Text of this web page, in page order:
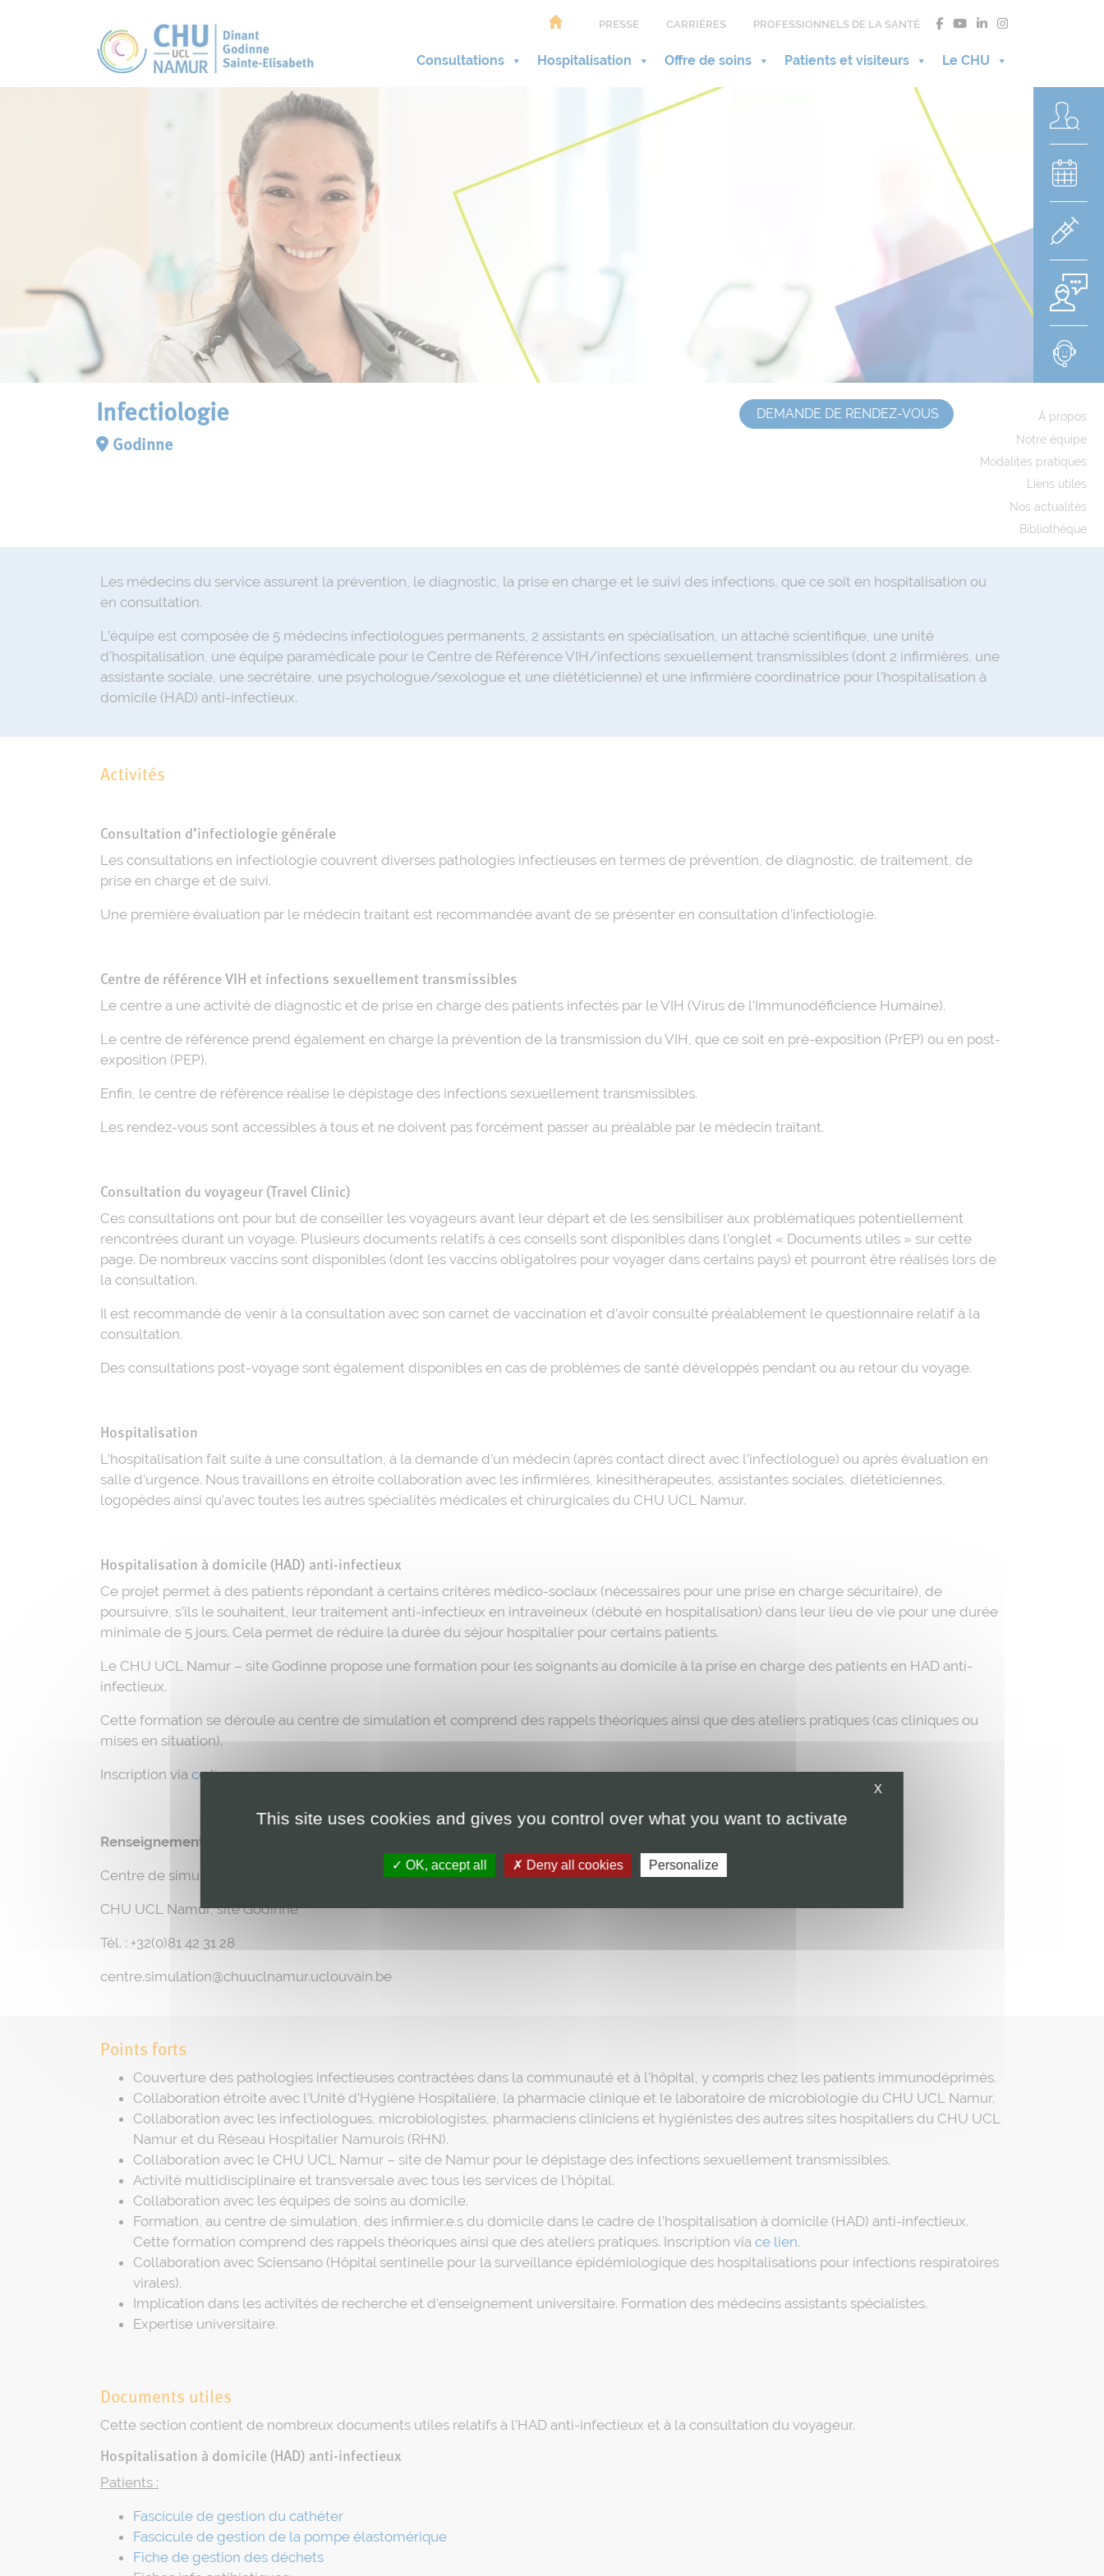
PRESSE CARRIÈRES PROFESSIONNELS DE LA SANTÉ
Consultations Hospitalisation Offre de soins Patients et visiteurs Le CHU
À propos
Notre équipe
Modalités pratiques
Liens utiles
Nos actualités
Bibliothèque
Infectiologie
Godinne
DEMANDE DE RENDEZ-VOUS
Les médecins du service assurent la prévention, le diagnostic, la prise en charge et le suivi des infections, que ce soit en hospitalisation ou
en consultation.
L’équipe est composée de 5 médecins infectiologues permanents, 2 assistants en spécialisation, un attaché scientifique, une unité
d’hospitalisation, une équipe paramédicale pour le Centre de Référence VIH/infections sexuellement transmissibles (dont 2 infirmières, une
assistante sociale, une secrétaire, une psychologue/sexologue et une diététicienne) et une infirmière coordinatrice pour l’hospitalisation à
domicile (HAD) anti-infectieux.
Activités
Consultation d’infectiologie générale
Les consultations en infectiologie couvrent diverses pathologies infectieuses en termes de prévention, de diagnostic, de traitement, de
prise en charge et de suivi.
Une première évaluation par le médecin traitant est recommandée avant de se présenter en consultation d’infectiologie.
Centre de référence VIH et infections sexuellement transmissibles
Le centre a une activité de diagnostic et de prise en charge des patients infectés par le VIH (Virus de l’Immunodéficience Humaine).
Le centre de référence prend également en charge la prévention de la transmission du VIH, que ce soit en pré-exposition (PrEP) ou en post-
exposition (PEP).
Enfin, le centre de référence réalise le dépistage des infections sexuellement transmissibles.
Les rendez-vous sont accessibles à tous et ne doivent pas forcément passer au préalable par le médecin traitant.
Consultation du voyageur (Travel Clinic)
Ces consultations ont pour but de conseiller les voyageurs avant leur départ et de les sensibiliser aux problématiques potentiellement
rencontrées durant un voyage. Plusieurs documents relatifs à ces conseils sont disponibles dans l’onglet « Documents utiles » sur cette
page. De nombreux vaccins sont disponibles (dont les vaccins obligatoires pour voyager dans certains pays) et pourront être réalisés lors de
la consultation.
Il est recommandé de venir à la consultation avec son carnet de vaccination et d’avoir consulté préalablement le questionnaire relatif à la
consultation.
Des consultations post-voyage sont également disponibles en cas de problèmes de santé développés pendant ou au retour du voyage.
Hospitalisation
L’hospitalisation fait suite à une consultation, à la demande d’un médecin (après contact direct avec l’infectiologue) ou après évaluation en
salle d’urgence. Nous travaillons en étroite collaboration avec les infirmières, kinésithérapeutes, assistantes sociales, diététiciennes,
logopèdes ainsi qu’avec toutes les autres spécialités médicales et chirurgicales du CHU UCL Namur.
Hospitalisation à domicile (HAD) anti-infectieux
Ce projet permet à des patients répondant à certains critères médico-sociaux (nécessaires pour une prise en charge sécuritaire), de
poursuivre, s’ils le souhaitent, leur traitement anti-infectieux en intraveineux (débuté en hospitalisation) dans leur lieu de vie pour une durée
minimale de 5 jours. Cela permet de réduire la durée du séjour hospitalier pour certains patients.
Le CHU UCL Namur – site Godinne propose une formation pour les soignants au domicile à la prise en charge des patients en HAD anti-
infectieux.
Cette formation se déroule au centre de simulation et comprend des rappels théoriques ainsi que des ateliers pratiques (cas cliniques ou
mises en situation).
Inscription via ce lien.
Renseignements pour la formation HAD destinée aux soignants à domicile :
Centre de simulation
CHU UCL Namur, site Godinne
Tél. : +32(0)81 42 31 28
centre.simulation@chuuclnamur.uclouvain.be
Points forts
Couverture des pathologies infectieuses contractées dans la communauté et à l’hôpital, y compris chez les patients immunodéprimés.
Collaboration étroite avec l’Unité d’Hygiène Hospitalière, la pharmacie clinique et le laboratoire de microbiologie du CHU UCL Namur.
Collaboration avec les infectiologues, microbiologistes, pharmaciens cliniciens et hygiénistes des autres sites hospitaliers du CHU UCL
Namur et du Réseau Hospitalier Namurois (RHN).
Collaboration avec le CHU UCL Namur – site de Namur pour le dépistage des infections sexuellement transmissibles.
Activité multidisciplinaire et transversale avec tous les services de l’hôpital.
Collaboration avec les équipes de soins au domicile.
Formation, au centre de simulation, des infirmier.e.s du domicile dans le cadre de l’hospitalisation à domicile (HAD) anti-infectieux.
Cette formation comprend des rappels théoriques ainsi que des ateliers pratiques. Inscription via ce lien.
Collaboration avec Sciensano (Hôpital sentinelle pour la surveillance épidémiologique des hospitalisations pour infections respiratoires
virales).
Implication dans les activités de recherche et d’enseignement universitaire. Formation des médecins assistants spécialistes.
Expertise universitaire.
Documents utiles
Cette section contient de nombreux documents utiles relatifs à l’HAD anti-infectieux et à la consultation du voyageur.
Hospitalisation à domicile (HAD) anti-infectieux
Patients :
Fascicule de gestion du cathéter
Fascicule de gestion de la pompe élastomérique
Fiche de gestion des déchets
X
This site uses cookies and gives you control over what you want to activate
OK, accept all Deny all cookies Personalize